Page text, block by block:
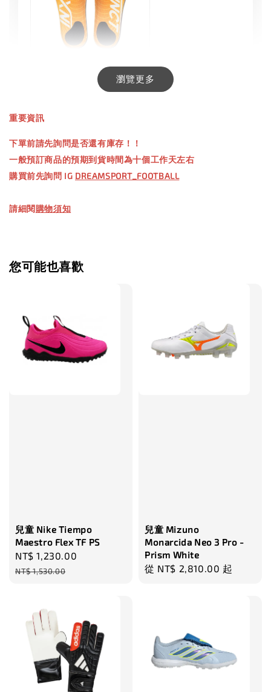
INXTINCT 生活日用鞋墊
NT$ 550.00
加入購物車
瀏覽更多
重要資訊
下單前請先詢問是否還有庫存！！
一般預訂商品的預期到貨時間為十個工作天左右
購買前先詢問 IG DREAMSPORT_FOOTBALL
請細閱購物須知
您可能也喜歡
兒童 Nike Tiempo
Maestro Flex TF PS
Sale
price
NT$ 1,230.00
NT$ 1,530.00
兒童 Mizuno
Monarcida Neo 3 Pro -
Prism White
Regular
從 NT$ 2,810.00 起